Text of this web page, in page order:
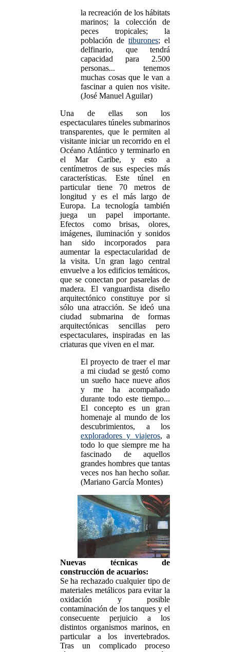
la recreación de los hábitats
marinos; la colección de
peces tropicales; la
población de tiburones; el
delfinario, que tendrá
capacidad para 2.500
personas... tenemos
muchas cosas que le van a
fascinar a quien nos visite.
(José Manuel Aguilar)
Una de ellas son los
espectaculares túneles submarinos
transparentes, que le permiten al
visitante iniciar un recorrido en el
Océano Atlántico y terminarlo en
el Mar Caribe, y esto a
centímetros de sus especies más
características. Este túnel en
particular tiene 70 metros de
longitud y es el más largo de
Europa. La tecnología también
juega un papel importante.
Efectos como brisas, olores,
imágenes, iluminación y sonidos
han sido incorporados para
aumentar la espectacularidad de
la visita. Un gran lago central
envuelve a los edificios temáticos,
que se conectan por pasarelas de
madera. El vanguardista diseño
arquitectónico constituye por si
sólo una atracción. Se ideó una
ciudad submarina de formas
arquitectónicas sencillas pero
espectaculares, inspiradas en las
criaturas que viven en el mar.
El proyecto de traer el mar
a mi ciudad se gestó como
un sueño hace nueve años
y me ha acompañado
durante todo este tiempo...
El concepto es un gran
homenaje al mundo de los
descubrimientos, a los
exploradores y viajeros, a
todo lo que siempre me ha
fascinado de aquellos
grandes hombres que tantas
veces nos han hecho soñar.
(Mariano García Montes)
Nuevas técnicas de
construcción de acuarios:
Se ha rechazado cualquier tipo de
materiales metálicos para evitar la
oxidación y posible
contaminación de los tanques y el
consecuente perjuicio a los
distintos organismos marinos, en
particular a los invertebrados.
Tras un complicado proceso